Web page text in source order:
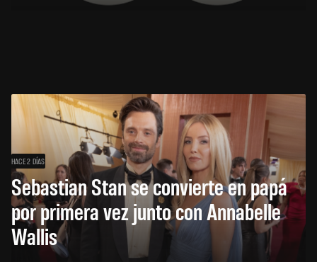
HACE 2 DÍAS
Sebastian Stan se convierte en papá
por primera vez junto con Annabelle
Wallis